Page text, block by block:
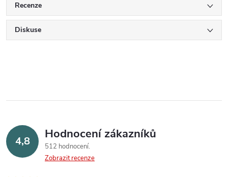
Recenze
Diskuse
4,8 Hodnocení zákazníků
512 hodnocení
Zobrazit recenze